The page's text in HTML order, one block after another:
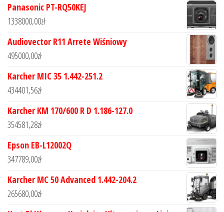
Panasonic PT-RQ50KEJ
1338000,00zł
Audiovector R11 Arrete Wiśniowy
495000,00zł
Karcher MIC 35 1.442-251.2
434401,56zł
Karcher KM 170/600 R D 1.186-127.0
354581,28zł
Epson EB-L12002Q
347789,00zł
Karcher MC 50 Advanced 1.442-204.2
265680,00zł